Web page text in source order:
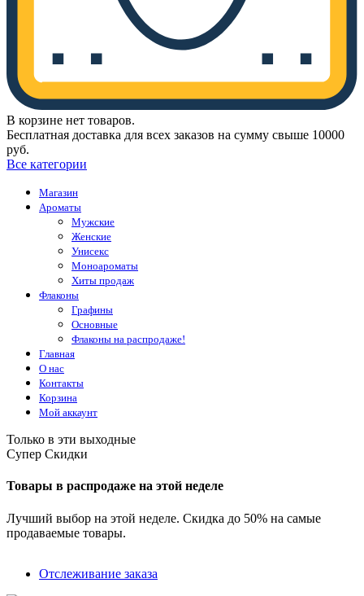
В корзине нет товаров.
Бесплатная доставка для всех заказов на сумму свыше 10000
руб.
Все категории
Магазин
Ароматы
Мужские
Женские
Унисекс
Моноароматы
Хиты продаж
Флаконы
Графины
Основные
Флаконы на распродаже!
Главная
О нас
Контакты
Корзина
Мой аккаунт
Только в эти выходные
Супер Скидки
Товары в распродаже на этой неделе
Лучший выбор на этой неделе. Скидка до 50% на самые
продаваемые товары.
Отслеживание заказа